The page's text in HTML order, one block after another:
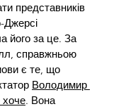
представників
Джерсі
його за це. За
справжньою
є те, що
Володимир
хоче. Вона